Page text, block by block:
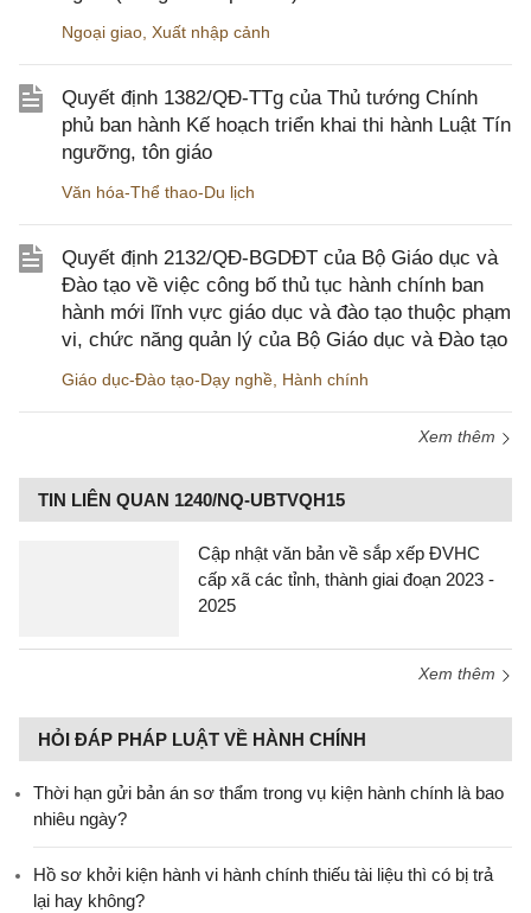
Ngoại giao, Xuất nhập cảnh
Quyết định 1382/QĐ-TTg của Thủ tướng Chính
phủ ban hành Kế hoạch triển khai thi hành Luật Tín
ngưỡng, tôn giáo
Văn hóa-Thể thao-Du lịch
Quyết định 2132/QĐ-BGDĐT của Bộ Giáo dục và
Đào tạo về việc công bố thủ tục hành chính ban
hành mới lĩnh vực giáo dục và đào tạo thuộc phạm
vi, chức năng quản lý của Bộ Giáo dục và Đào tạo
Giáo dục-Đào tạo-Dạy nghề, Hành chính
Xem thêm
TIN LIÊN QUAN 1240/NQ-UBTVQH15
Cập nhật văn bản về sắp xếp ĐVHC
cấp xã các tỉnh, thành giai đoạn 2023 -
2025
Xem thêm
HỎI ĐÁP PHÁP LUẬT VỀ HÀNH CHÍNH
Thời hạn gửi bản án sơ thẩm trong vụ kiện hành chính là bao
nhiêu ngày?
Hồ sơ khởi kiện hành vi hành chính thiếu tài liệu thì có bị trả
lại hay không?